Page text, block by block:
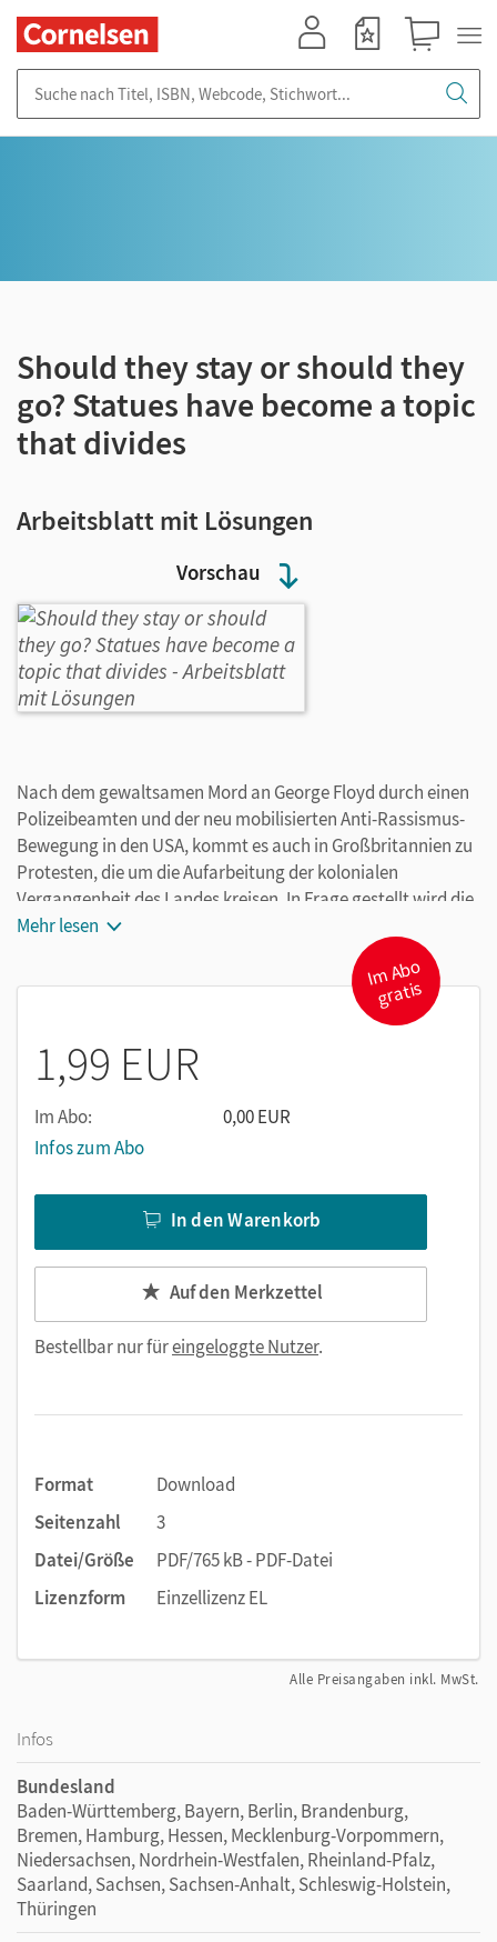
Vorschau
Should they stay or should they
go? Statues have become a topic
that divides
Arbeitsblatt mit Lösungen
Nach dem gewaltsamen Mord an George Floyd durch einen
Polizeibeamten und der neu mobilisierten Anti-Rassismus-
Bewegung in den USA, kommt es auch in Großbritannien zu
Protesten, die um die Aufarbeitung der kolonialen
Vergangenheit des Landes kreisen. In Frage gestellt wird die
Legitimität von Statuen im Stadtbild englischer Städte, die
koloniale Führungspersonen repräsentieren. Die Forderung
der Protestierenden lautet, dass die öffentliche Würdigung
von Persönlichkeiten in Form von Statuen, die Vielfalt von
Großbritannien wiederspiegeln muss und nicht die
rassistische Vergangenheit und damit einhergehendes
Gedankengut. Gegenproteste von Seiten konservativer und
rechtsgerichteter Gruppierungen wollen genau diese
kulturelle Überlegenheit bewahren.
Mehr lesen
I
m
A
b
o
gr
atis
1,99 EUR
Im Abo:
0,00 EUR
Infos zum Abo
In den Warenkorb
Auf den Merkzettel
Bestellbar nur füreingeloggte Nutzer.
Format
Download
Seitenzahl
3
Datei/Größe
PDF/765 kB - PDF-Datei
Lizenzform
Einzellizenz EL
Alle Preisangaben inkl. MwSt.
Infos
Bundesland
Baden-Württemberg, Bayern, Berlin, Brandenburg,
Bremen, Hamburg, Hessen, Mecklenburg-Vorpommern,
Niedersachsen, Nordrhein-Westfalen, Rheinland-Pfalz,
Saarland, Sachsen, Sachsen-Anhalt, Schleswig-Holstein,
Thüringen